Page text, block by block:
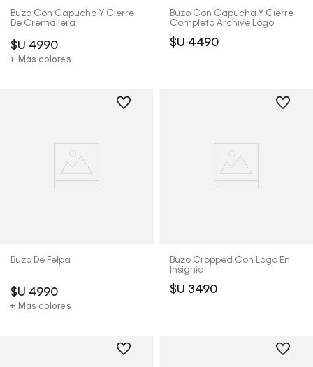
Buzo Con Capucha Y Cierre
De Cremallera
$U 4990
+ Más colores
Buzo Con Capucha Y Cierre
Completo Archive Logo
$U 4490
Buzo De Felpa
$U 4990
+ Más colores
Buzo Cropped Con Logo En
Insignia
$U 3490